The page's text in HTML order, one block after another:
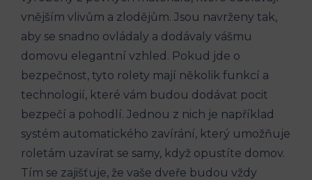
vnějším vlivům a zlodějům. Jsou navrženy tak,
aby se snadno ovládaly a dodávaly vášmu
domovu elegantní vzhled. Pokud jde o
bezpečnost, tyto rolety mají několik funkcí a
technologií, které vám budou dodávat pocit
bezpečí a pohodlí. Jednou z nich je například
systém automatického zavírání, který umožňuje
roletám uzavírat se samy, když opustíte domov.
Tím se zajišťuje, že vaše dveře budou vždy